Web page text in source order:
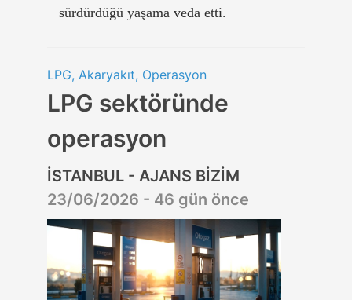
sürdürdüğü yaşama veda etti.
LPG, Akaryakıt, Operasyon
LPG sektöründe
operasyon
İSTANBUL - AJANS BİZİM
23/06/2026 - 46 gün önce